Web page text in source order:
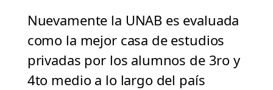
Nuevamente la UNAB es evaluada
como la mejor casa de estudios
privadas por los alumnos de 3ro y
4to medio a lo largo del país